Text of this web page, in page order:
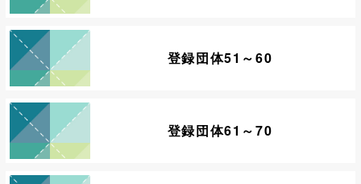
登録団体51～60
登録団体61～70